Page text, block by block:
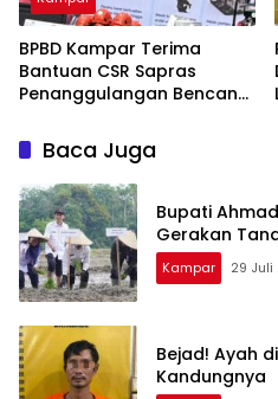
BPBD Kampar Terima
Bantuan CSR Sapras
Penanggulangan Bencana
Nusantara Power
Baca Juga
Bupati
Gerakan
Kampar 29 Juli
Bejad! Ayah
Kandungnya